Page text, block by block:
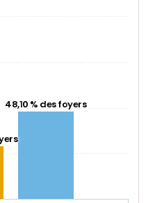
48,10 % des foyers